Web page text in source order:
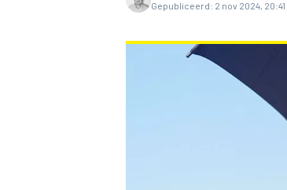
Gepubliceerd: 2 nov 2024, 20:41